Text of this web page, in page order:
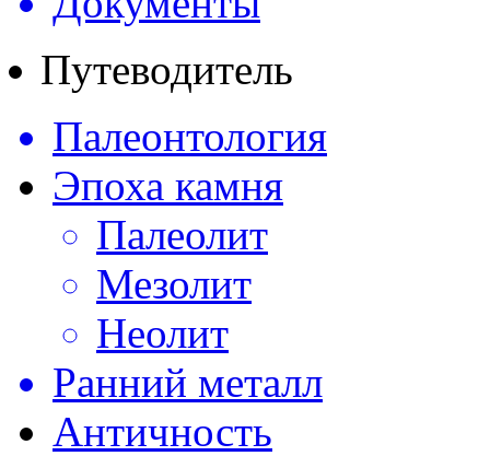
Путеводитель
Палеонтология
Эпоха камня
Палеолит
Мезолит
Неолит
Ранний металл
Античность